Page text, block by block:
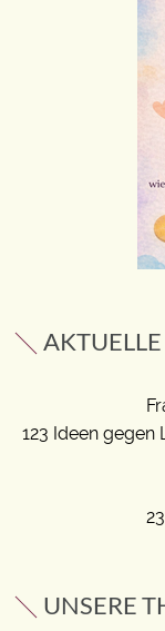
AKTUELLE
123 Ideen
UNSERE